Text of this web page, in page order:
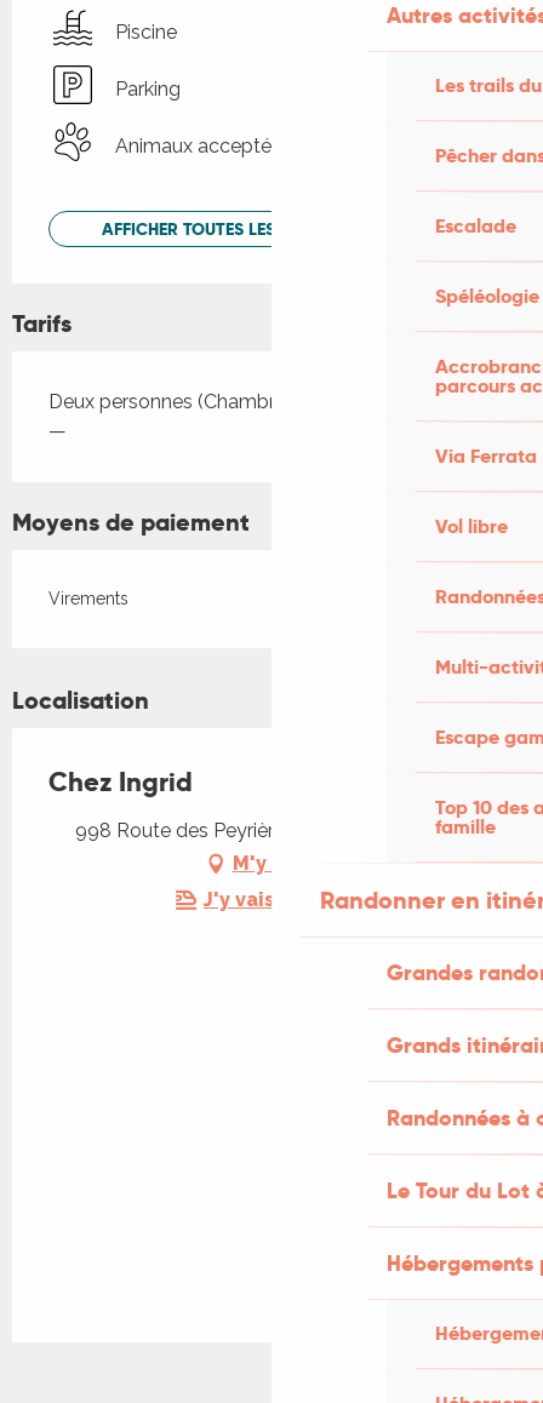
Autres
Les trails
Pêcher
Escalade
Spéléologie
parcours
Via Ferrata
Vol libre
Multi-
Escape
Top 10 des
famille
Randonner en
Grandes
Grands
Randonnées
Le Tour du Lot
Piscine
Parking
Animaux acceptés
AFFICHER TOUTES LES PRESTATIONS
Tarifs
Tarifs 2026
Deux personnes (Chambres d'hôtes)
—
Moyens de paiement
Virements
Localisation
Chez Ingrid
998 Route des Peyrières, 46130 Loubressac
M'y rendre
J'y vais en train !